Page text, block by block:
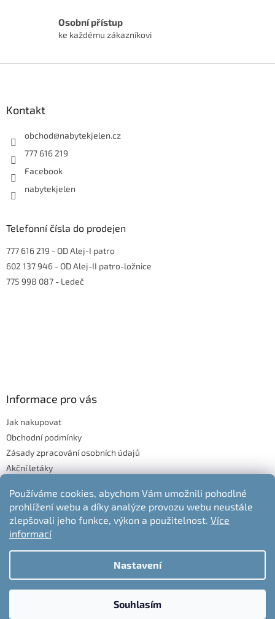
Používáme cookies, abychom Vám umožnili pohodlné
prohlížení webu a díky analýze provozu webu neustále
zlepšovali jeho funkce, výkon a použitelnost. Více
informací
Nastavení
Souhlasím
Osobní přístup
ke každému zákazníkovi
Kontakt
obchod@nabytekjelen.cz
777 616 219
Facebook
nabytekjelen
Telefonní čísla do prodejen
777 616 219 - OD Alej-I patro
602 137 946 - OD Alej-II patro-ložnice
775 998 087 - Ledeč
Informace pro vás
Jak nakupovat
Obchodní podmínky
Zásady zpracování osobních údajů
Akční letáky
Moje objednávka
Odstoupení od kupní smlouvy
Vytvořil Shoptet
nabytek-jelen.cz. Všechna práva vyhrazena.